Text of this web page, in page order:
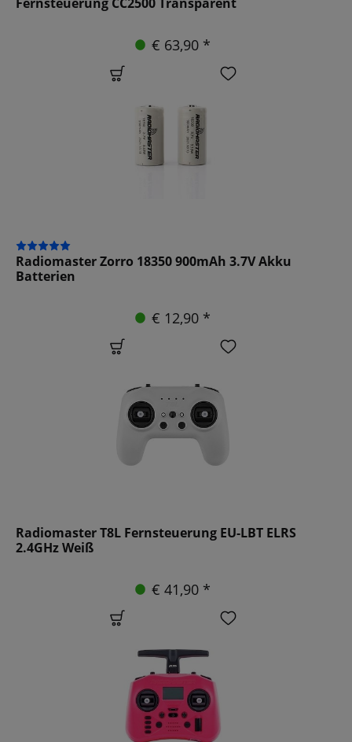
€ 63,90 *
Radiomaster Zorro 18350 900mAh 3.7V Akku
Batterien
€ 12,90 *
Radiomaster T8L Fernsteuerung EU-LBT ELRS
2.4GHz Weiß
€ 41,90 *